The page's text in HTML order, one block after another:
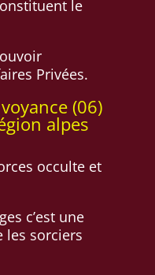
le
Privées.
(06)
alpes
occulte et
c’est une
les sorciers